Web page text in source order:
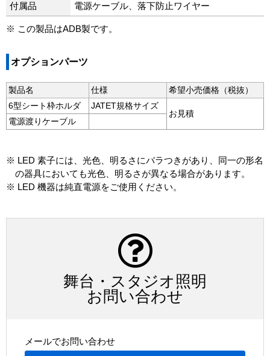
付属品 電源ケーブル、落下防止ワイヤー
※ この製品はADB製です。
オプションパーツ
製品名 仕様
希望小売価格（税抜）
6型シート枠ホルダ
JATET規格サイズ
お見積
電源渡りケーブル
※ LED 素子には、光色、明るさにバラつきがあり、同一の形名
の器具においても光色、明るさが異なる場合があります。
※ LED 機器は純直電源をご使用ください。
舞台・スタジオ照明
お問い合わせ
メールでお問い合わせ